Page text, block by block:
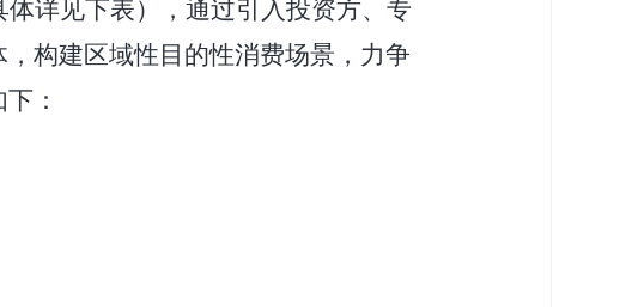
详见下表），通过引入投资方、专
构建区域性目的性消费场景，力争
：